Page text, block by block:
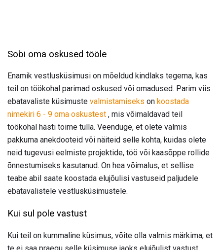
Sobi oma oskused tööle
Enamik vestlusküsimusi on mõeldud kindlaks tegema, kas
teil on töökohal parimad oskused või omadused. Parim viis
ebatavaliste küsimuste valmistamiseks on koostada
nimekiri 6 - 9 oma oskustest , mis võimaldavad teil
töökohal hästi toime tulla. Veenduge, et olete valmis
pakkuma anekdooteid või näiteid selle kohta, kuidas olete
neid tugevusi eelmiste projektide, töö või kaasõppe rollide
õnnestumiseks kasutanud. On hea võimalus, et sellise
teabe abil saate koostada elujõulisi vastuseid paljudele
ebatavalistele vestlusküsimustele.
Kui sul pole vastust
Kui teil on kummaline küsimus, võite olla valmis märkima, et